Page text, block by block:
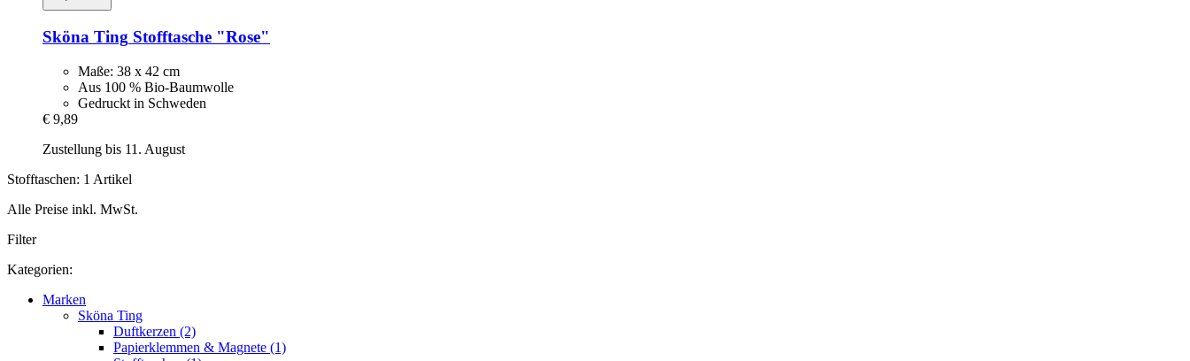
Sköna Ting Stofftasche "Rose"
Maße: 38 x 42 cm
Aus 100 % Bio-Baumwolle
Gedruckt in Schweden
€ 9,89
Zustellung bis 11. August
Stofftaschen: 1 Artikel
Alle Preise inkl. MwSt.
Filter
Kategorien:
Marken
Sköna Ting
Duftkerzen (2)
Papierklemmen & Magnete (1)